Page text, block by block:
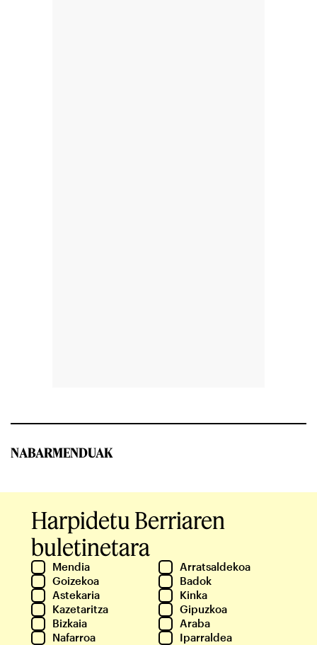
NABARMENDUAK
Harpidetu Berriaren
buletinetara
Mendia
Arratsaldekoa
Goizekoa
Badok
Astekaria
Kinka
Kazetaritza
Gipuzkoa
Bizkaia
Araba
Nafarroa
Iparraldea